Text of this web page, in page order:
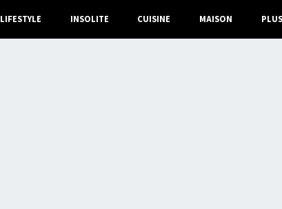
LIFESTYLE INSOLITE CUISINE MAISON PLUS